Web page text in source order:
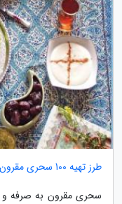
طرز تهیه 100 سحری مقرون به صرفه و مقوی
سحری مقرون به صرفه